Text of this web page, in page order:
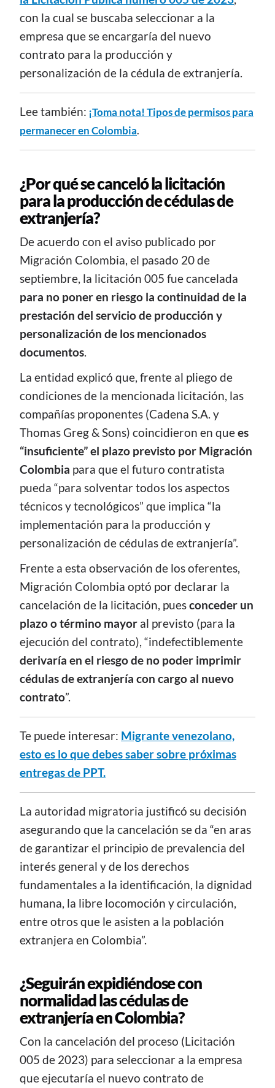
con la cual se buscaba seleccionar a la
empresa que se encargaría del nuevo
contrato para la producción y
personalización de la cédula de extranjería.
Lee también: ¡Toma nota! Tipos de permisos para
permanecer en Colombia.​
¿Por qué se canceló la licitación
para la producción de cédulas de
extranjería?
De acuerdo con el aviso publicado por
Migración Colombia, el pasado 20 de
septiembre, la licitación 005 fue cancelada
para no poner en riesgo la continuidad de la
prestación del servicio de producción y
personalización de los mencionados
documentos.
La entidad explicó que, frente al pliego de
condiciones de la mencionada licitación, las
compañías proponentes (Cadena S.A. y
Thomas Greg & Sons) coincidieron en quees
“insuficiente” el plazo previsto por Migración
Colombia para que el futuro contratista
pueda “para solventar todos los aspectos
técnicos y tecnológicos” que implica “la
implementación para la producción y
personalización de cédulas de extranjería”.
Frente a esta observación de los oferentes,
Migración Colombia optó por declarar la
cancelación de la licitación, puesconceder un
plazo o término mayor al previsto (para la
ejecución del contrato), “indefectiblemente
derivaría en el riesgo de no poder imprimir
cédulas de extranjería con cargo al nuevo
contrato”.
Te puede interesar: Migrante venezolano,
esto es lo que debes saber sobre próximas
entregas de PPT.
La autoridad migratoria justificó su decisión
asegurando que la cancelación se da “en aras
de garantizar el principio de prevalencia del
interés general y de los derechos
fundamentales a la identificación, la dignidad
humana, la libre locomoción y circulación,
entre otros que le asisten a la población
extranjera en Colombia”.
¿Seguirán expidiéndose con
normalidad las cédulas de
extranjería en Colombia?
Con la cancelación del proceso (Licitación
005 de 2023) para seleccionar a la empresa
que ejecutaría el nuevo contrato de